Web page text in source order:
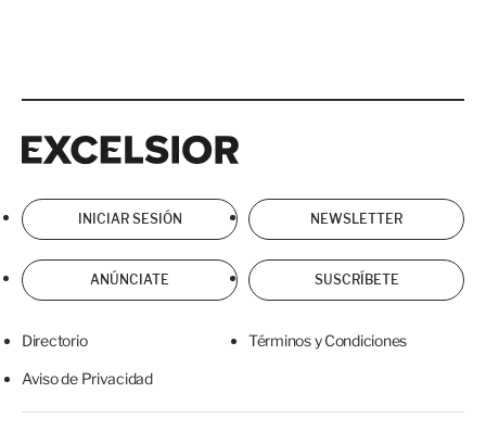
INICIAR SESIÓN NEWSLETTER
ANÚNCIATE SUSCRÍBETE
Directorio Términos y Condiciones
Aviso de Privacidad